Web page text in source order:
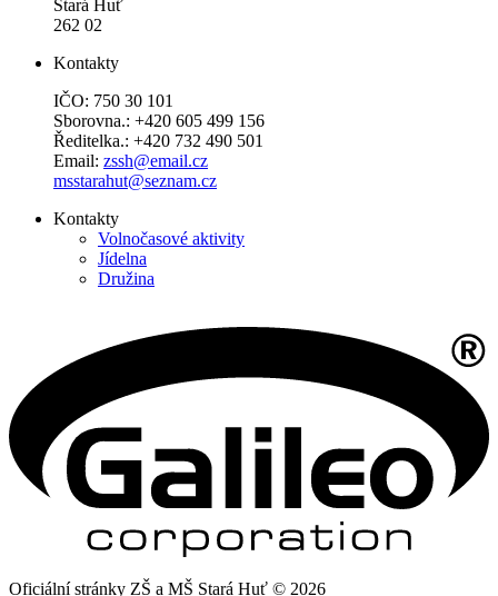
Stará Huť
262 02
Kontakty
IČO: 750 30 101
Sborovna.: +420 605 499 156
Ředitelka.: +420 732 490 501
Email: zssh@email.cz
msstarahut@seznam.cz
Kontakty
Volnočasové aktivity
Jídelna
Družina
Oficiální stránky ZŠ a MŠ Stará Huť © 2026